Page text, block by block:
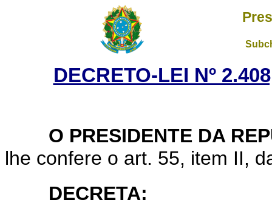
DECRETO-LEI Nº
O PRESIDENTE DA
lhe confere o art. 55, item II,
DECRETA: